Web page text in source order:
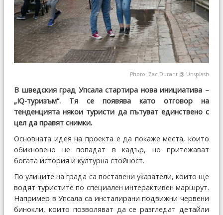
Photo: Zac Durant @ Unsplash
В шведския град Упсала стартира нова инициатива –
„IQ-туризъм“. Тя се появява като отговор на
тенденцията някои туристи да пътуват единствено с
цел да правят снимки.
Основната идея на проекта е да покаже места, които
обикновено не попадат в кадър, но притежават
богата история и културна стойност.
По улиците на града са поставени указатели, които ще
водят туристите по специален интерактивен маршрут.
Например в Упсала са инсталирани подвижни червени
бинокли, които позволяват да се разгледат детайли